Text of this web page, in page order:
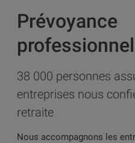
Prévoyance
38 000 personnes
entreprises nous
retraite
Nous accompagnons les